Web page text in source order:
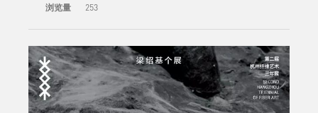
浏览量
253